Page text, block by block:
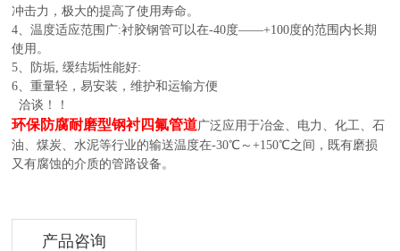
冲击力，极大的提高了使用寿命。
4、温度适应范围广:衬胶钢管可以在-40度——+100度的范围内长期
使用。
5、防垢, 缓结垢性能好:
6、重量轻，易安装，维护和运输方便
洽谈！！
环保防腐耐磨型钢衬四氟管道广泛应用于冶金、电力、化工、石
油、煤炭、水泥等行业的输送温度在-30℃～+150℃之间，既有磨损
又有腐蚀的介质的管路设备。
产品咨询